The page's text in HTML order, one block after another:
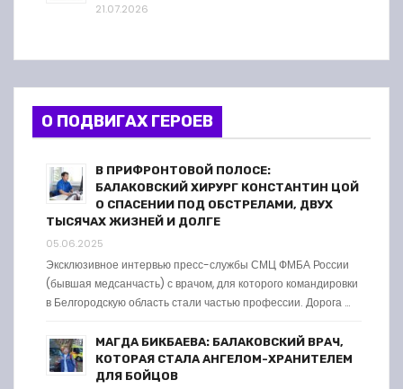
21.07.2026
О ПОДВИГАХ ГЕРОЕВ
В ПРИФРОНТОВОЙ ПОЛОСЕ:
БАЛАКОВСКИЙ ХИРУРГ КОНСТАНТИН ЦОЙ
О СПАСЕНИИ ПОД ОБСТРЕЛАМИ, ДВУХ
ТЫСЯЧАХ ЖИЗНЕЙ И ДОЛГЕ
05.06.2025
Эксклюзивное интервью пресс-службы СМЦ ФМБА России
(бывшая медсанчасть) с врачом, для которого командировки
в Белгородскую область стали частью профессии. Дорога …
МАГДА БИКБАЕВА: БАЛАКОВСКИЙ ВРАЧ,
КОТОРАЯ СТАЛА АНГЕЛОМ-ХРАНИТЕЛЕМ
ДЛЯ БОЙЦОВ